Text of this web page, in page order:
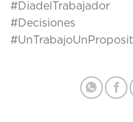
#DiadelTrabajador
#Decisiones